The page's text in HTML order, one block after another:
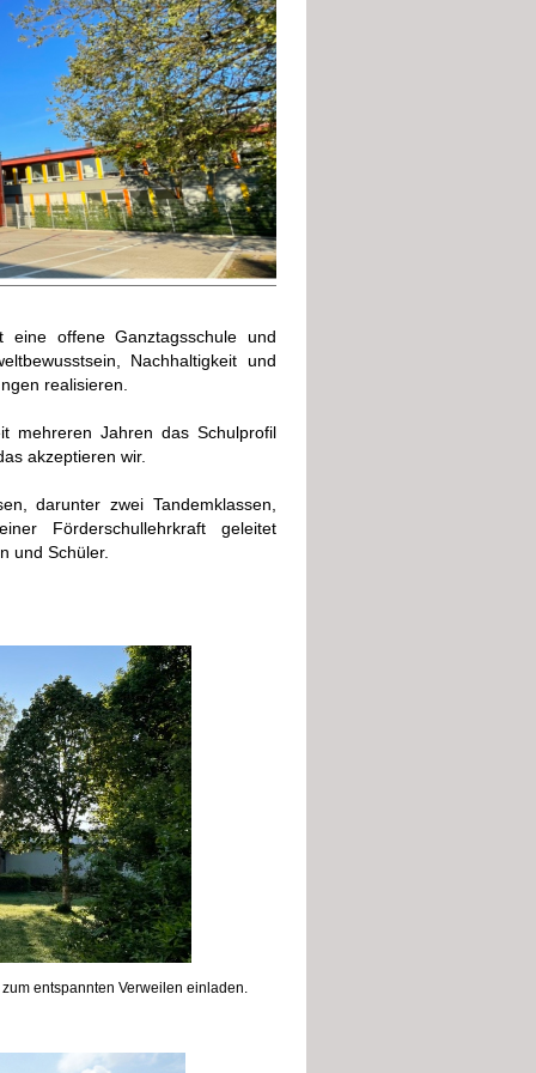
eine offene Ganztagsschule und
Nachhaltigkeit und
realisieren.
mehreren Jahren das Schulprofil
akzeptieren wir.
darunter zwei Tandemklassen,
Förderschullehrkraft geleitet
und Schüler.
entspannten Verweilen einladen.